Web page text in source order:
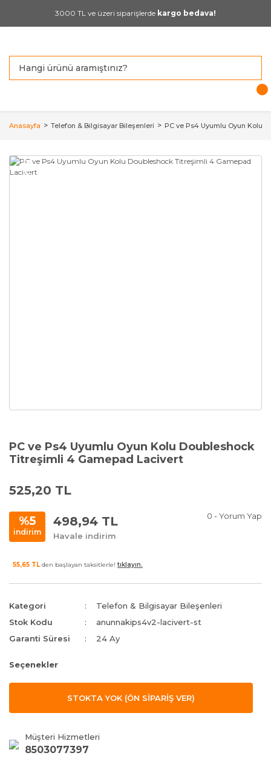
3000 TL ve üzeri siparişlerde kargo bedava!
Anasayfa Telefon & Bilgisayar Bileşenleri PC ve Ps4 Uyumlu Oyun Kolu
YENİ
PC ve Ps4 Uyumlu Oyun Kolu Doubleshock
Titreşimli 4 Gamepad Lacivert
525,20 TL
%5
indirim
498,94 TL
Havale indirim
0 - Yorum Yap
55,65 TL den başlayan taksitlerle! tıklayın.
Kategori
Telefon & Bilgisayar Bileşenleri
Stok Kodu
anunnakips4v2-lacivert-st
Garanti Süresi
24 Ay
Seçenekler
STOKTA YOK (ÖN SİPARİŞ VER)
Müşteri Hizmetleri
8503077397